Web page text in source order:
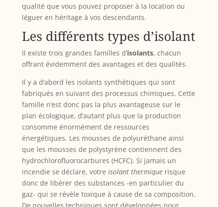
qualité que vous pouvez proposer à la location ou
léguer en héritage à vos descendants.
Les différents types d’isolant
Il existe trois grandes familles d’isolants, chacun
offrant évidemment des avantages et des qualités.
Il y a d’abord les isolants synthétiques qui sont
fabriqués en suivant des processus chimiques. Cette
famille n’est donc pas la plus avantageuse sur le
plan écologique, d’autant plus que la production
consomme énormément de ressources
énergétiques. Les mousses de polyuréthane ainsi
que les mousses de polystyrène contiennent des
hydrochlorofluorocarbures (HCFC). Si jamais un
incendie se déclare, votre isolant thermiquerisque
donc de libérer des substances -en particulier du
gaz- qui se révèle toxique à cause de sa composition.